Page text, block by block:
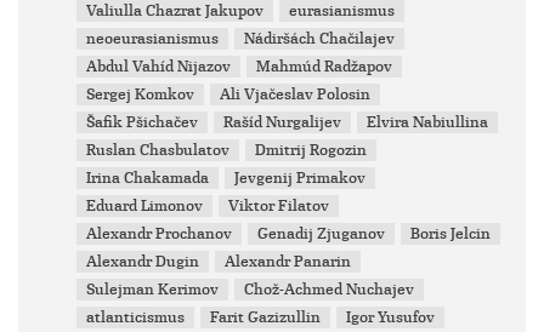
Valiulla Chazrat Jakupov
eurasianismus
neoeurasianismus
Nádiršách Chačilajev
Abdul Vahíd Nijazov
Mahmúd Radžapov
Sergej Komkov
Ali Vjačeslav Polosin
Šafik Pšichačev
Rašíd Nurgalijev
Elvira Nabiullina
Ruslan Chasbulatov
Dmitrij Rogozin
Irina Chakamada
Jevgenij Primakov
Eduard Limonov
Viktor Filatov
Alexandr Prochanov
Genadij Zjuganov
Boris Jelcin
Alexandr Dugin
Alexandr Panarin
Sulejman Kerimov
Chož-Achmed Nuchajev
atlanticismus
Farit Gazizullin Igor Yusufov